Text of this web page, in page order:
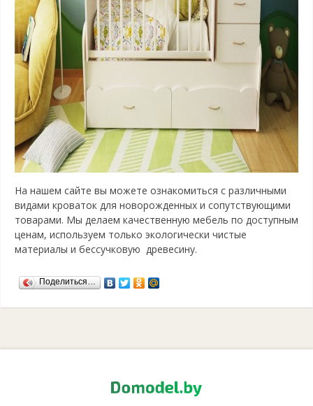
На нашем сайте вы можете ознакомиться с различными
видами кроваток для новорожденных и сопутствующими
товарами. Мы делаем качественную мебель по доступным
ценам, используем только экологически чистые
материалы и бессучковую древесину.
Поделиться…